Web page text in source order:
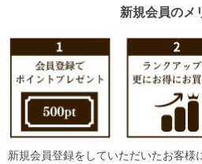
新規会員のメ
新規会員登録をしていただいたお客様